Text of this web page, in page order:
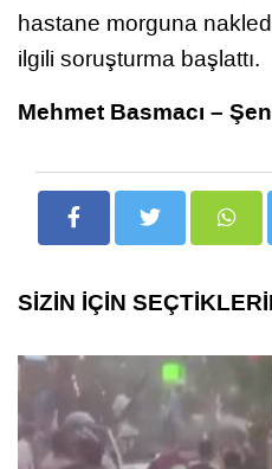
hastane morguna
ilgili soruşturma başlattı.
Mehmet Basmacı –
SİZİN İÇİN